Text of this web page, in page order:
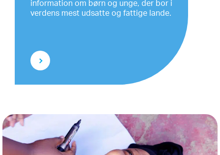
information om børn og unge, der bor i
verdens mest udsatte og fattige lande.